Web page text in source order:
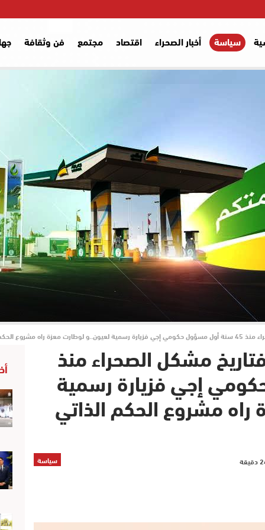
سياسة أخبار الصحراء اقتصاد مجتمع فن وثقافة
الذاتي هو لي كاين..
مشكل الصحراء منذ
إجي فزيارة رسمية
مشروع الحكم الذاتي
سياسة